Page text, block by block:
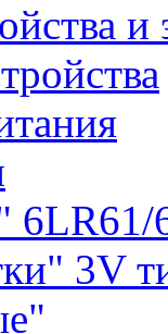
6LR61/
3V